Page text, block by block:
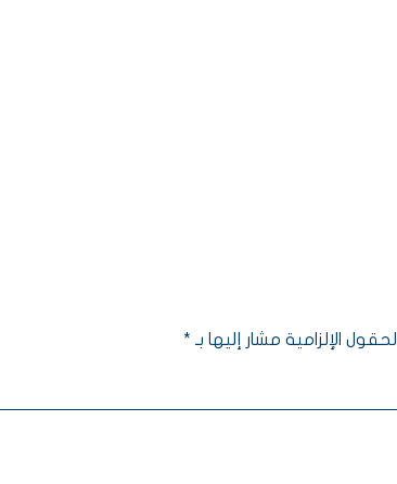
الحقول الإلزامية مشار إليها بـ *